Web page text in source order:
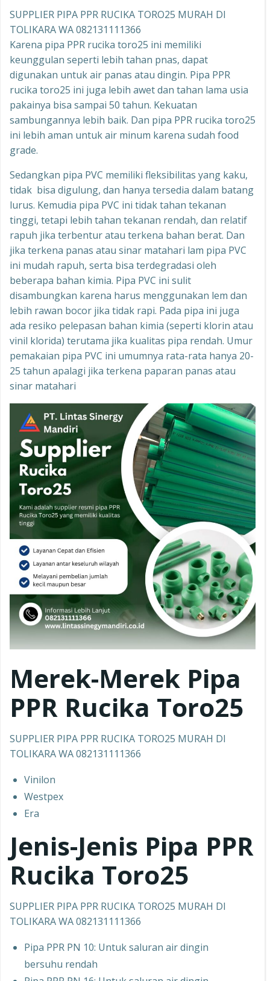
SUPPLIER PIPA PPR RUCIKA TORO25 MURAH DI
TOLIKARA WA 082131111366
Karena pipa PPR rucika toro25 ini memiliki
keunggulan seperti lebih tahan pnas, dapat
digunakan untuk air panas atau dingin. Pipa PPR
rucika toro25 ini juga lebih awet dan tahan lama usia
pakainya bisa sampai 50 tahun. Kekuatan
sambungannya lebih baik. Dan pipa PPR rucika toro25
ini lebih aman untuk air minum karena sudah food
grade.
Sedangkan pipa PVC memiliki fleksibilitas yang kaku,
tidak bisa digulung, dan hanya tersedia dalam batang
lurus. Kemudia pipa PVC ini tidak tahan tekanan
tinggi, tetapi lebih tahan tekanan rendah, dan relatif
rapuh jika terbentur atau terkena bahan berat. Dan
jika terkena panas atau sinar matahari lam pipa PVC
ini mudah rapuh, serta bisa terdegradasi oleh
beberapa bahan kimia. Pipa PVC ini sulit
disambungkan karena harus menggunakan lem dan
lebih rawan bocor jika tidak rapi. Pada pipa ini juga
ada resiko pelepasan bahan kimia (seperti klorin atau
vinil klorida) terutama jika kualitas pipa rendah. Umur
pemakaian pipa PVC ini umumnya rata-rata hanya 20-
25 tahun apalagi jika terkena paparan panas atau
sinar matahari
Merek-Merek Pipa
PPR Rucika Toro25
SUPPLIER PIPA PPR RUCIKA TORO25 MURAH DI
TOLIKARA WA 082131111366
Vinilon
Westpex
Era
Jenis-Jenis Pipa PPR
Rucika Toro25
SUPPLIER PIPA PPR RUCIKA TORO25 MURAH DI
TOLIKARA WA 082131111366
Pipa PPR PN 10: Untuk saluran air dingin
bersuhu rendah